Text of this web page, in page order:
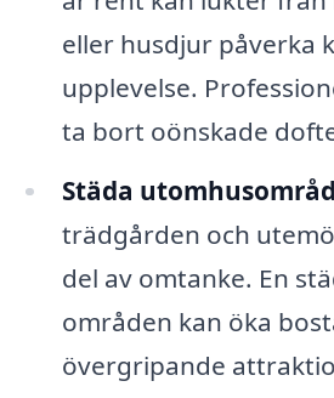
eller husdjur påverka
upplevelse.
ta bort oönskade
Städa
trädgården och
del av omtanke. En
områden kan öka
övergripande